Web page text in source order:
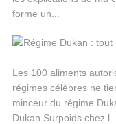
forme un...
Les 100 aliments
régimes célèbres ne
minceur du régime
Dukan Surpoids chez l...